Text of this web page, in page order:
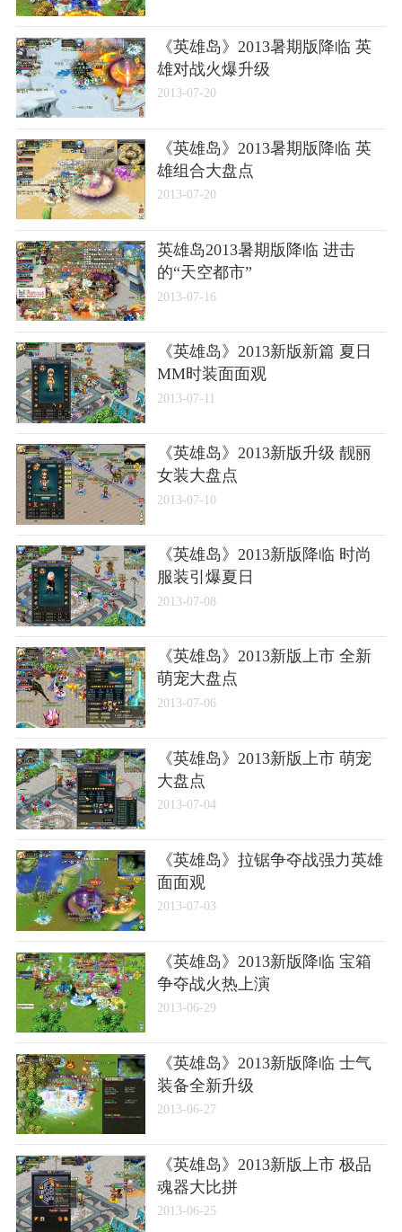
《英雄岛》2013暑期版降临 英
雄对战火爆升级
2013-07-20
《英雄岛》2013暑期版降临 英
雄组合大盘点
2013-07-20
英雄岛2013暑期版降临 进击
的“天空都市”
2013-07-16
《英雄岛》2013新版新篇 夏日
MM时装面面观
2013-07-11
《英雄岛》2013新版升级 靓丽
女装大盘点
2013-07-10
《英雄岛》2013新版降临 时尚
服装引爆夏日
2013-07-08
《英雄岛》2013新版上市 全新
萌宠大盘点
2013-07-06
《英雄岛》2013新版上市 萌宠
大盘点
2013-07-04
《英雄岛》拉锯争夺战强力英雄
面面观
2013-07-03
《英雄岛》2013新版降临 宝箱
争夺战火热上演
2013-06-29
《英雄岛》2013新版降临 士气
装备全新升级
2013-06-27
《英雄岛》2013新版上市 极品
魂器大比拼
2013-06-25